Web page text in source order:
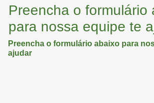
Preencha o formulário
para nossa equipe te
Preencha o formulário abaixo para
ajudar